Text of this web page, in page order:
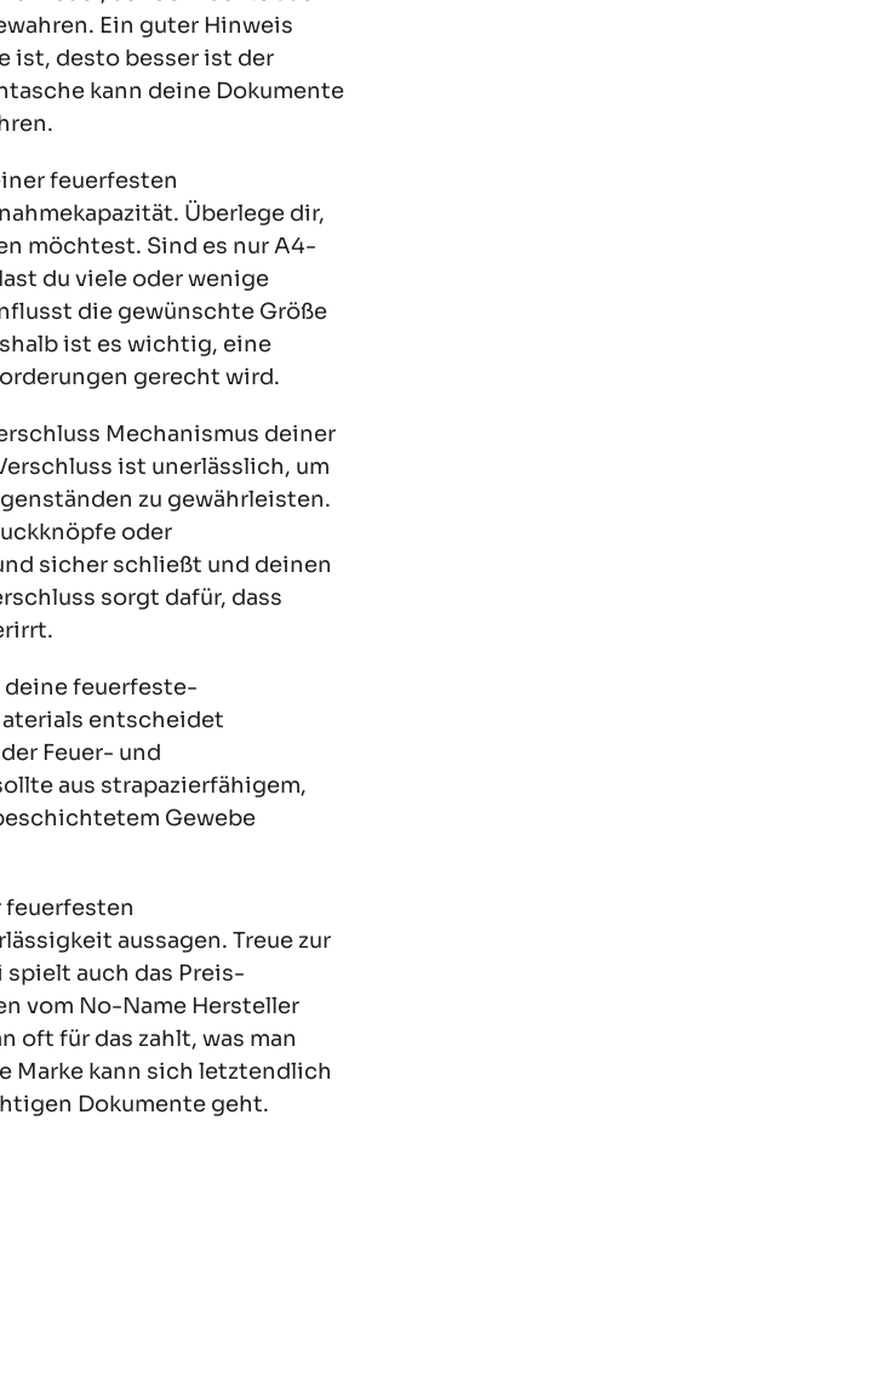
Ein guter Hinweis
ist, desto besser ist der
kann deine Dokumente
feuerfesten
Überlege dir,
möchtest. Sind es nur A4-
du viele oder wenige
die gewünschte Größe
ist es wichtig, eine
gerecht wird.
Mechanismus deiner
ist unerlässlich, um
zu gewährleisten.
oder
sicher schließt und deinen
sorgt dafür, dass
deine feuerfeste-
entscheidet
Feuer- und
aus strapazierfähigem,
Gewebe
feuerfesten
aussagen. Treue zur
auch das Preis-
vom No-Name Hersteller
oft für das zahlt, was man
Marke kann sich letztendlich
Dokumente geht.